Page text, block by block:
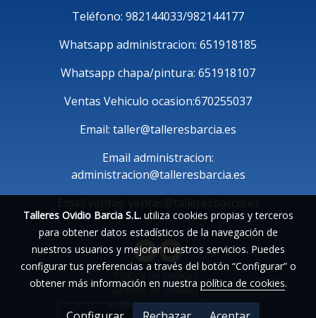
Teléfono: 982144033/982144177
Whatsapp administracion: 651918185
Whatsapp chapa/pintura: 651918107
Ventas Vehiculo ocasion:670255037
Email: taller@talleresbarcia.es
Email administracion:
administracion@talleresbarcia.es
Gestión de cookies
Política de privacidad
Talleres Ovidio Barcia S.L.utiliza cookies propias y terceros
para obtener datos estadísticos de la navegación de
nuestros usuarios y mejorar nuestros servicios. Puedes
configurar tus preferencias a través del botón “Configurar” o
obtener más información en nuestra política de cookies.